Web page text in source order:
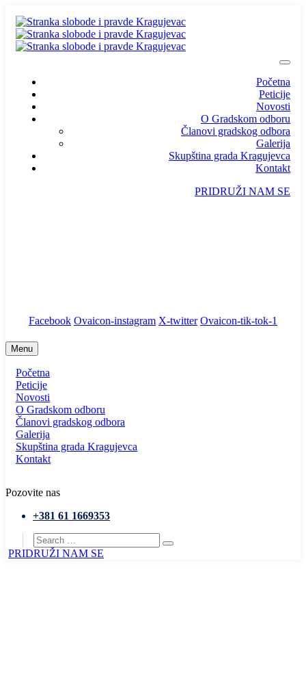
Početna
Peticije
Novosti
O Gradskom odboru
Članovi gradskog odbora
Galerija
Skupština grada Kragujevca
Kontakt
PRIDRUŽI NAM SE
Facebook Ovaicon-instagram X-twitter Ovaicon-tik-tok-1
Menu
Početna
Peticije
Novosti
O Gradskom odboru
Članovi gradskog odbora
Galerija
Skupština grada Kragujevca
Kontakt
Pozovite nas
+381 61 1669353
PRIDRUŽI NAM SE